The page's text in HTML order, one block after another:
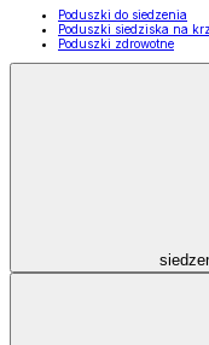
Poduszki do siedzenia
Poduszki siedziska na
Poduszki zdrowotne